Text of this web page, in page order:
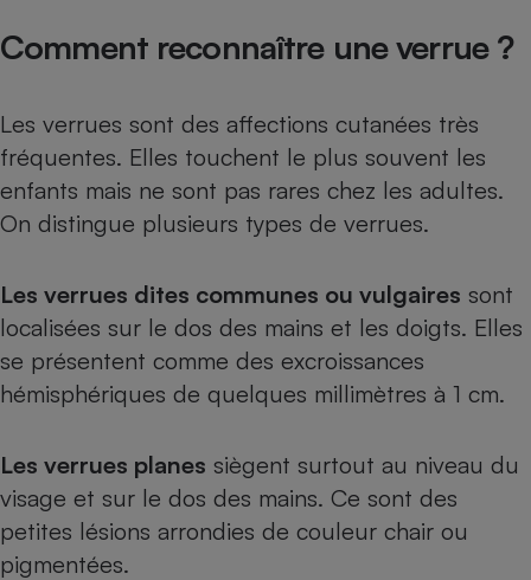
Comment reconnaître une verrue ?
Les verrues sont des affections cutanées très
fréquentes. Elles touchent le plus souvent les
enfants mais ne sont pas rares chez les adultes.
On distingue plusieurs types de verrues.
Les verrues dites communes ou vulgaires sont
localisées sur le dos des mains et les doigts. Elles
se présentent comme des excroissances
hémisphériques de quelques millimètres à 1 cm.
Les verrues planes siègent surtout au niveau du
visage et sur le dos des mains. Ce sont des
petites lésions arrondies de couleur chair ou
pigmentées.
Complément
Petit électroménager -
Lave-linge
Téléviseur
Téléphone mobile -
Matelas
Radiateur électrique
Antimoustique